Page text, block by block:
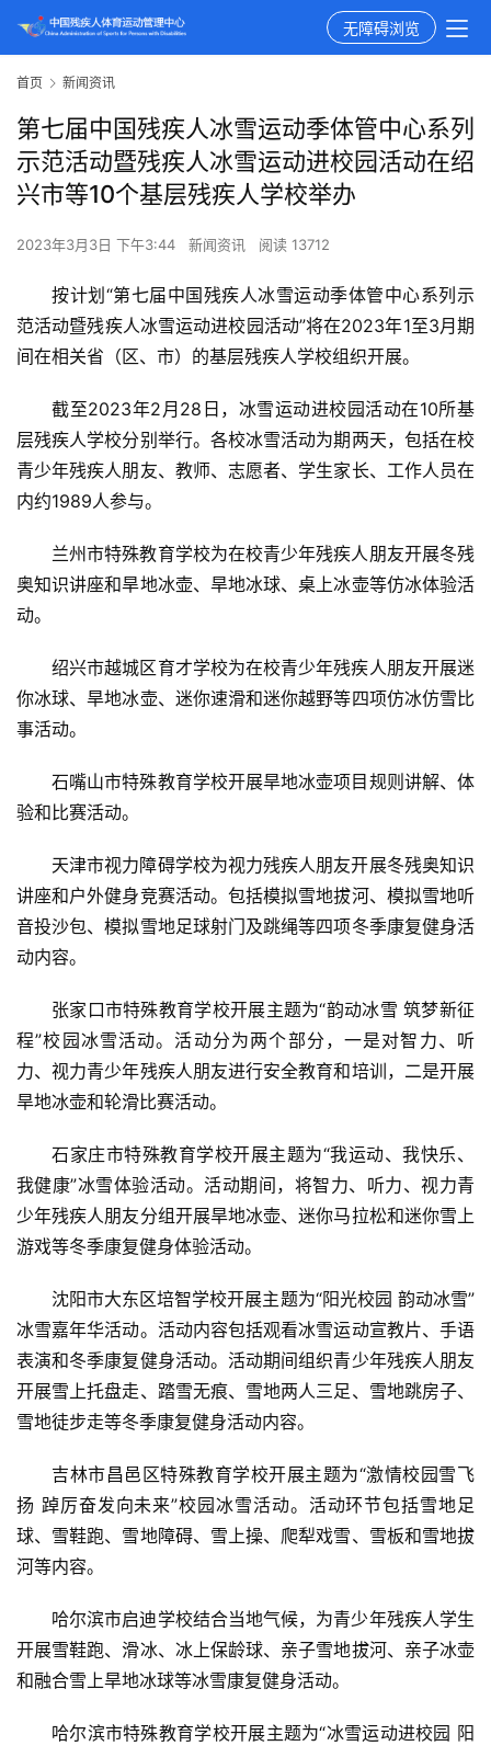
无障碍浏览
首页 新闻资讯
第七届中国残疾人冰雪运动季体管中心系列
示范活动暨残疾人冰雪运动进校园活动在绍
兴市等10个基层残疾人学校举办
2023年3月3日 下午3:44 新闻资讯 阅读 13712
按计划“第七届中国残疾人冰雪运动季体管中心系列示
范活动暨残疾人冰雪运动进校园活动”将在2023年1至3月期
间在相关省（区、市）的基层残疾人学校组织开展。
截至2023年2月28日，冰雪运动进校园活动在10所基
层残疾人学校分别举行。各校冰雪活动为期两天，包括在校
青少年残疾人朋友、教师、志愿者、学生家长、工作人员在
内约1989人参与。
兰州市特殊教育学校为在校青少年残疾人朋友开展冬残
奥知识讲座和旱地冰壶、旱地冰球、桌上冰壶等仿冰体验活
动。
绍兴市越城区育才学校为在校青少年残疾人朋友开展迷
你冰球、旱地冰壶、迷你速滑和迷你越野等四项仿冰仿雪比
事活动。
石嘴山市特殊教育学校开展旱地冰壶项目规则讲解、体
验和比赛活动。
天津市视力障碍学校为视力残疾人朋友开展冬残奥知识
讲座和户外健身竞赛活动。包括模拟雪地拔河、模拟雪地听
音投沙包、模拟雪地足球射门及跳绳等四项冬季康复健身活
动内容。
张家口市特殊教育学校开展主题为“韵动冰雪 筑梦新征
程”校园冰雪活动。活动分为两个部分，一是对智力、听
力、视力青少年残疾人朋友进行安全教育和培训，二是开展
旱地冰壶和轮滑比赛活动。
石家庄市特殊教育学校开展主题为“我运动、我快乐、
我健康”冰雪体验活动。活动期间，将智力、听力、视力青
少年残疾人朋友分组开展旱地冰壶、迷你马拉松和迷你雪上
游戏等冬季康复健身体验活动。
沈阳市大东区培智学校开展主题为“阳光校园 韵动冰雪”
冰雪嘉年华活动。活动内容包括观看冰雪运动宣教片、手语
表演和冬季康复健身活动。活动期间组织青少年残疾人朋友
开展雪上托盘走、踏雪无痕、雪地两人三足、雪地跳房子、
雪地徒步走等冬季康复健身活动内容。
吉林市昌邑区特殊教育学校开展主题为“激情校园雪飞
扬 踔厉奋发向未来”校园冰雪活动。活动环节包括雪地足
球、雪鞋跑、雪地障碍、雪上操、爬犁戏雪、雪板和雪地拔
河等内容。
哈尔滨市启迪学校结合当地气候，为青少年残疾人学生
开展雪鞋跑、滑冰、冰上保龄球、亲子雪地拔河、亲子冰壶
和融合雪上旱地冰球等冰雪康复健身活动。
哈尔滨市特殊教育学校开展主题为“冰雪运动进校园 阳